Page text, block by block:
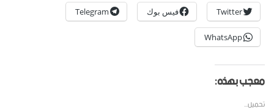
Twitter فيس بوك Telegram
WhatsApp
معجب بهذه:
تحميل...